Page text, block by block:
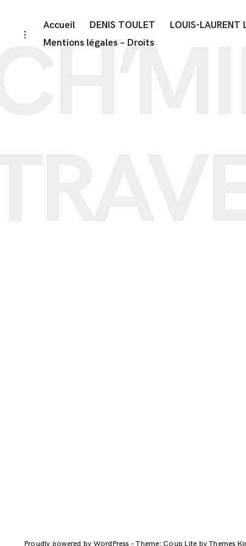
Accueil DENIS TOULET LOUIS-LAURENT
Mentions légales – Droits
Proudly powered by WordPress -Theme: Coup Lite by Themes